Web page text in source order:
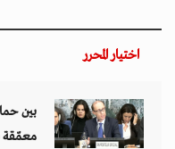
اختيار المحرر
بين
معمّقة